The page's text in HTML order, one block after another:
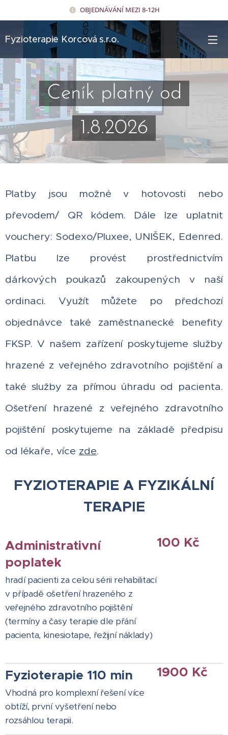
OBJEDNÁVÁNÍ MEZI 8-12H
Fyzioterapie Korcová s.r.o.
Ceník platný od
1.8.2026
Platby jsou možné v hotovosti nebo
převodem/ QR kódem. Dále lze uplatnit
vouchery: Sodexo/Pluxee, UNIŠEK, Edenred.
Platbu lze provést prostřednictvím
dárkových poukazů zakoupených v naší
ordinaci. Využít můžete po předchozí
objednávce také zaměstnanecké benefity
FKSP. V našem zařízení poskytujeme služby
hrazené z veřejného zdravotního pojištění a
také služby za přímou úhradu od pacienta.
Ošetření hrazené z veřejného zdravotního
pojištění poskytujeme na základě předpisu
od lékaře, více zde.
FYZIOTERAPIE A FYZIKÁLNÍ
TERAPIE
Administrativní
poplatek
hradí pacienti za celou sérii rehabilitací
v případě ošetření hrazeného z
veřejného zdravotního pojištění
(termíny a časy terapie dle přání
pacienta, kinesiotape, řežijní náklady)
100 Kč
Fyzioterapie 110 min
Vhodná pro komplexní řešení více
obtíží, první vyšetření nebo
rozsáhlou terapii.
1900 Kč